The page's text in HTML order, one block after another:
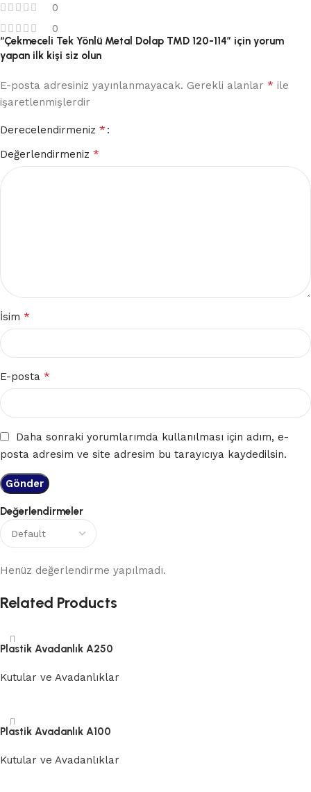
0
0
Değerlendirmeler
Henüz değerlendirme yapılmadı.
“Çekmeceli Tek Yönlü Metal Dolap TMD 120-114” için yorum
yapan ilk kişi siz olun
E-posta adresiniz yayınlanmayacak. Gerekli alanlar * ile
işaretlenmişlerdir
Derecelendirmeniz *
Değerlendirmeniz *
İsim *
E-posta *
Daha sonraki yorumlarımda kullanılması için adım, e-
posta adresim ve site adresim bu tarayıcıya kaydedilsin.
Related Products
Plastik Avadanlık A250
Kutular ve Avadanlıklar
Plastik Avadanlık A100
Kutular ve Avadanlıklar